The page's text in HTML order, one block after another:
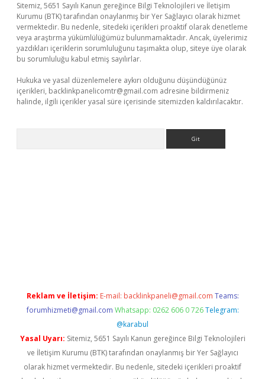
Sitemiz, 5651 Sayılı Kanun gereğince Bilgi Teknolojileri ve İletişim
Kurumu (BTK) tarafından onaylanmış bir Yer Sağlayıcı olarak hizmet
vermektedir. Bu nedenle, sitedeki içerikleri proaktif olarak denetleme
veya araştırma yükümlülüğümüz bulunmamaktadır. Ancak, üyelerimiz
yazdıkları içeriklerin sorumluluğunu taşımakta olup, siteye üye olarak
bu sorumluluğu kabul etmiş sayılırlar.
Hukuka ve yasal düzenlemelere aykırı olduğunu düşündüğünüz
içerikleri, backlinkpanelicomtr@gmail.com adresine bildirmeniz
halinde, ilgili içerikler yasal süre içerisinde sitemizden kaldırılacaktır.
Reklam ve İletişim: E-mail: backlinkpaneli@gmail.com Teams:
forumhizmeti@gmail.com Whatsapp: 0262 606 0 726 Telegram:
@karabul
Yasal Uyarı: Sitemiz, 5651 Sayılı Kanun gereğince Bilgi Teknolojileri
ve İletişim Kurumu (BTK) tarafından onaylanmış bir Yer Sağlayıcı
olarak hizmet vermektedir. Bu nedenle, sitedeki içerikleri proaktif